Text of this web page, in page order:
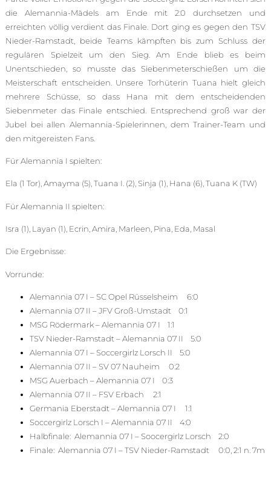
die Alemannia-Mädels am Ende mit 2:0 durchsetzen und
erreichten völlig verdient das Finale. Dort ging es gegen den TSV
Nieder-Ramstadt, beide Teams kämpften bis zum Schluss der
regulären Spielzeit um den Sieg. Am Ende blieb es beim
Unentschieden, so musste das Siebenmeterschießen um die
Meisterschaft entscheiden. Unsere Torhüterin Tuana hielt gleich
mehrere Schüsse, so dass Hana mit dem entscheidenden
Siebenmeter das Finale entschied. Entsprechend groß war der
Jubel bei allen Alemannia-Spielerinnen, dem Trainer-Team und
den mitgereisten Fans.
Für Alemannia I spielten:
Ela (1 Tor), Amayma (5), Tuana I. (2), Sinja (1), Hana (6), Tuana K (TW)
Für Alemannia II spielten:
Isra (1), Layan (1), Ecrin, Amira, Marleen, Pina, Eda, Masal
Die Ergebnisse:
Vorrunde:
Alemannia 07 I – SC Opel Rüsselsheim 6:0
Alemannia 07 II – JFV Groß-Umstadt 0:1
MSG Rödermark – Alemannia 07 I 1:1
TSV Nieder-Ramstadt – Alemannia 07 II 5:0
Alemannia 07 I – Soccergirlz Lorsch II 5:0
Alemannia 07 II – SV 07 Nauheim 0:2
MSG Auerbach – Alemannia 07 I 0:3
Alemannia 07 II – FSV Erbach 2:1
Germania Eberstadt – Alemannia 07 I 1:1
Soccergirlz Lorsch I – Alemannia 07 II 4:0
Halbfinale: Alemannia 07 I – Soocergirlz Lorsch 2:0
Finale: Alemannia 07 I – TSV Nieder-Ramstadt 0:0, 2:1 n. 7m